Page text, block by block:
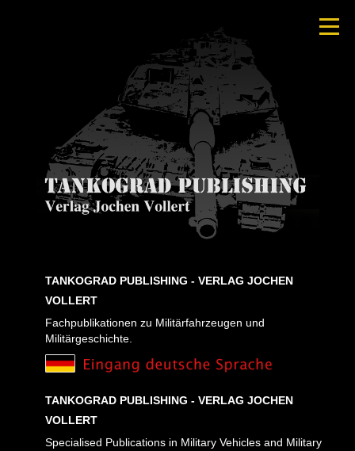
TANKOGRAD PUBLISHING - VERLAG JOCHEN
VOLLERT
Fachpublikationen zu Militärfahrzeugen und
Militärgeschichte.
TANKOGRAD PUBLISHING - VERLAG JOCHEN
VOLLERT
Specialised Publications in Military Vehicles and Military